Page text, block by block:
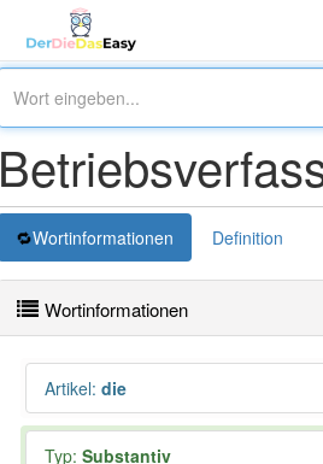
Wortinformationen Definition
Wortinformationen
Artikel: die
Typ: Substantiv